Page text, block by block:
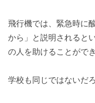
飛行機では、緊急時に
から」と説明されると
の人を助けることがで
学校も同じではないだろ